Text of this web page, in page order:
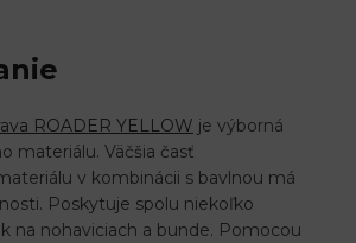
ROADER YELLOW je výborná
materiálu. Väčšia časť
v kombinácii s bavlnou má
Poskytuje spolu niekoľko
na nohaviciach a bunde. Pomocou